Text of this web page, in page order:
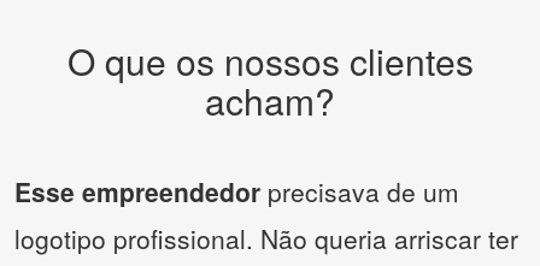
O que os nossos clientes
acham?
Esse empreendedor precisava de um
logotipo profissional. Não queria arriscar ter